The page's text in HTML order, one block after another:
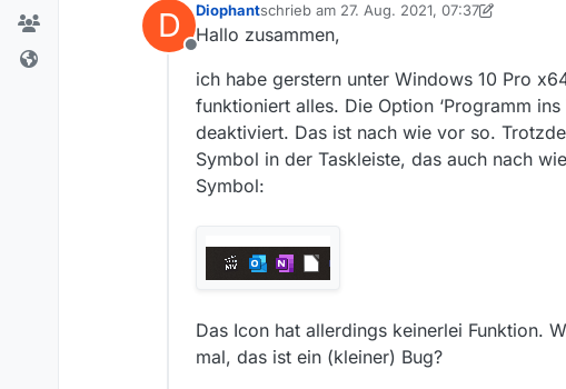
D
Offline
Diophantschrieb am 27. Aug. 2021, 07:37
zuletzt editiert von Diophant
Hallo zusammen,
ich habe gerstern unter Windows 10 Pro
funktioniert alles. Die Option ‘Programm
deaktiviert. Das ist nach wie vor so.
Symbol in der Taskleiste, das auch nach
Symbol:
Das Icon hat allerdings keinerlei Funktion.
mal, das ist ein (kleiner) Bug?